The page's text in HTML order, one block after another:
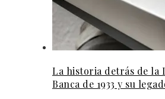
La historia detrás de la
Banca de 1933 y su